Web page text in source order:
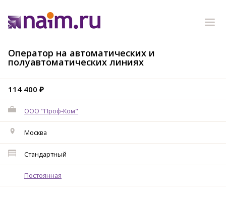
Оператор на автоматических и
полуавтоматических линиях
114 400 ₽
ООО "Проф-Ком"
Москва
Стандартный
Постоянная